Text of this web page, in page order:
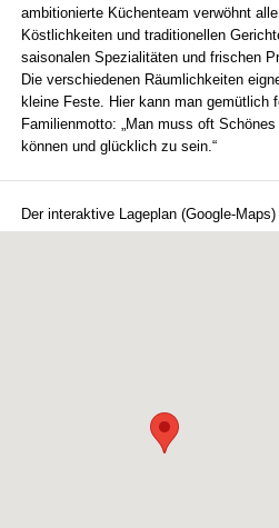
ambitionierte Küchenteam verwöhnt
Köstlichkeiten und traditionellen
saisonalen Spezialitäten und frischen
Die verschiedenen Räumlichkeiten
kleine Feste. Hier kann man gemütlich
Familienmotto: „Man muss oft
können und glücklich zu sein.“
Der interaktive Lageplan (Google-